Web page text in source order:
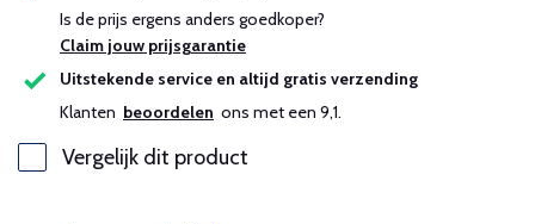
Is de prijs ergens anders goedkoper?
Claim jouw prijsgarantie
Uitstekende service en altijd gratis verzending
Klanten beoordelen ons met een 9,1.
Vergelijk dit product